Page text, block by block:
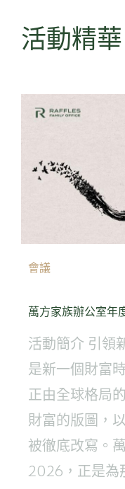
活動精華
會議
萬方家族辦公室年
活動簡介 引領
是新一個財富
正由全球格局
財富的版圖，
被徹底改寫。
2026，正是為